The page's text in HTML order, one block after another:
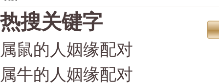
热搜关键字
属鼠的人姻缘配对
属牛的人姻缘配对